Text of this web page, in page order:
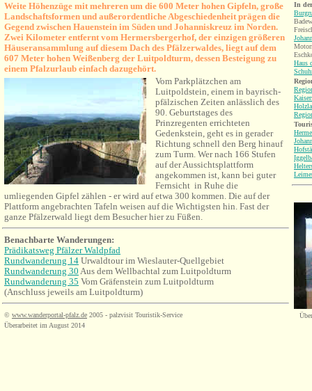
Weite Höhenzüge mit mehreren um die 600 Meter hohen Gipfeln, große
Landschaftsformen und außerordentliche Abgeschiedenheit prägen die
Gegend zwischen Hauenstein im Süden und Johanniskreuz im Norden.
Zwei Kilometer entfernt vom Hermersbergerhof, der einzigen größeren
Häuseransammlung auf diesem Dach des Pfälzerwaldes, liegt auf dem
607 Meter hohen Weißenberg der Luitpoldturm, dessen Besteigung zu
einem Pfalzurlaub einfach dazugehört.
Vom Parkplätzchen am
Luitpoldstein, einem in bayrisch-
pfälzischen Zeiten anlässlich des
90. Geburtstages des
Prinzregenten errichteten
Gedenkstein, geht es in gerader
Richtung schnell den Berg hinauf
zum Turm. Wer nach 166 Stufen
auf der Aussichtsplattform
angekommen ist, kann bei guter
Fernsicht in Ruhe die
umliegenden Gipfel zählen - er wird auf etwa 300 kommen. Die auf der
Plattform angebrachten Tafeln weisen auf die Wichtigsten hin. Fast der
ganze Pfälzerwald liegt dem Besucher hier zu Füßen.
Benachbarte Wanderungen:
Prädikatsweg Pfälzer Waldpfad
Rundwanderung 14 Urwaldtour im Wieslauter-Quellgebiet
Rundwanderung 30 Aus dem Wellbachtal zum Luitpoldturm
Rundwanderung 35 Vom Gräfenstein zum Luitpoldturm
(Anschluss jeweils am Luitpoldturm)
© www.wanderportal-pfalz.de 2005 - palzvisit Touristik-Service
Überarbeitet im August 2014
In
Haus